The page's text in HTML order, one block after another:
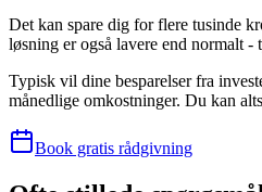
Det kan spare dig for flere tusinde
løsning er også lavere end normalt
Typisk vil dine besparelser fra
månedlige omkostninger. Du kan
Book gratis rådgivning